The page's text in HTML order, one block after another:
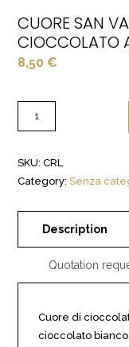
CUORE SAN
CIOCCOLATO
8,50 €
SKU:CRL
Category:Senza
Cuore di
cioccolato bianco.